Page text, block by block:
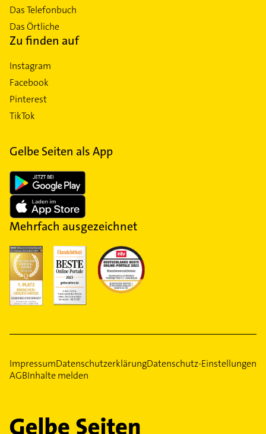
Das Telefonbuch
Das Örtliche
Zu finden auf
Instagram
Facebook
Pinterest
TikTok
Gelbe Seiten als App
Mehrfach ausgezeichnet
ImpressumDatenschutzerklärungDatenschutz-Einstellungen
AGBInhalte melden